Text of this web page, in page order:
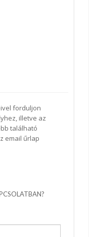
forduljon
illetve az
található
email űrlap